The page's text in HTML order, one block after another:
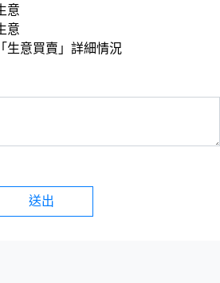
意
意
生意買賣」詳細情況
送出